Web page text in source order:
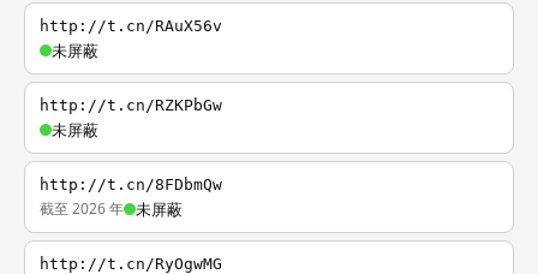
http://t.cn/RAuX56v
未屏蔽
http://t.cn/RZKPbGw
未屏蔽
http://t.cn/8FDbmQw
截至 2026 年 未屏蔽
http://t.cn/RyOgwMG